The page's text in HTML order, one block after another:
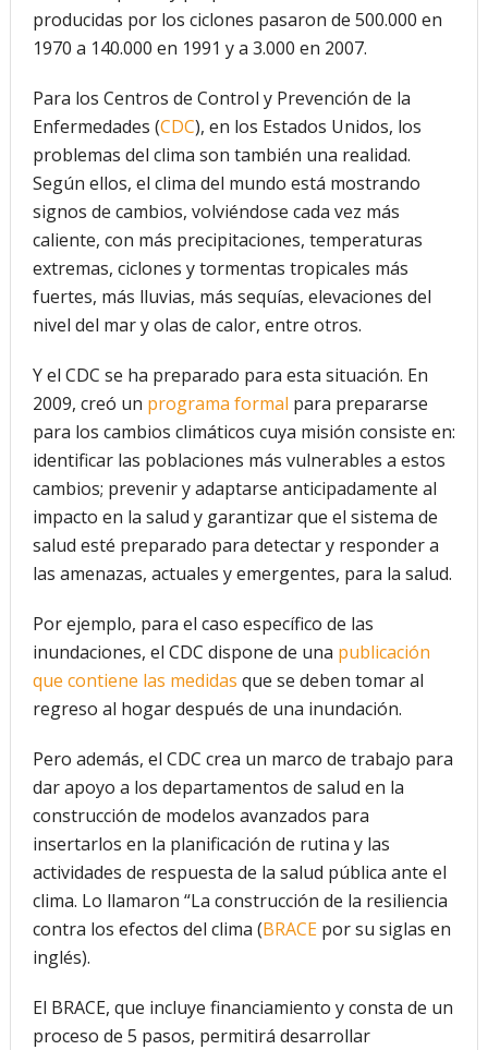
producidas por los ciclones pasaron de 500.000 en
1970 a 140.000 en 1991 y a 3.000 en 2007.
Para los Centros de Control y Prevención de la
Enfermedades (CDC), en los Estados Unidos, los
problemas del clima son también una realidad.
Según ellos, el clima del mundo está mostrando
signos de cambios, volviéndose cada vez más
caliente, con más precipitaciones, temperaturas
extremas, ciclones y tormentas tropicales más
fuertes, más lluvias, más sequías, elevaciones del
nivel del mar y olas de calor, entre otros.
Y el CDC se ha preparado para esta situación. En
2009, creó un programa formal para prepararse
para los cambios climáticos cuya misión consiste en:
identificar las poblaciones más vulnerables a estos
cambios; prevenir y adaptarse anticipadamente al
impacto en la salud y garantizar que el sistema de
salud esté preparado para detectar y responder a
las amenazas, actuales y emergentes, para la salud.
Por ejemplo, para el caso específico de las
inundaciones, el CDC dispone de una publicación
que contiene las medidas que se deben tomar al
regreso al hogar después de una inundación.
Pero además, el CDC crea un marco de trabajo para
dar apoyo a los departamentos de salud en la
construcción de modelos avanzados para
insertarlos en la planificación de rutina y las
actividades de respuesta de la salud pública ante el
clima. Lo llamaron “La construcción de la resiliencia
contra los efectos del clima (BRACEpor su siglas en
inglés).
El BRACE, que incluye financiamiento y consta de un
proceso de 5 pasos, permitirá desarrollar